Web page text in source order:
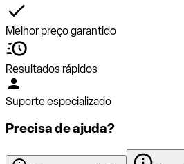
Melhor preço garantido
Resultados rápidos
Suporte especializado
Precisa de ajuda?